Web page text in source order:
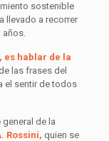
sostenible
llevado a recorrer
años.
es hablar de la
las frases del
el sentir de todos
de la
Rossini, quien se